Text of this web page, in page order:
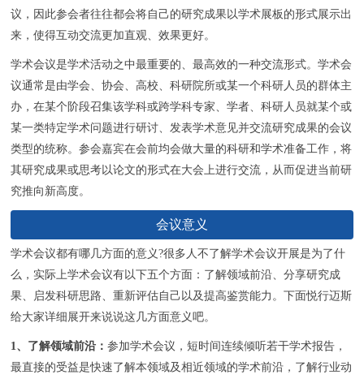
客户案例
会议学院
关于我们
联系我们
议，因此参会者往往都会将自己的研究成果以学术展板的形式展示出
来，使得互动交流更加直观、效果更好。
学术会议是学术活动之中最重要的、最高效的一种交流形式。学术会
议通常是由学会、协会、高校、科研院所或某一个科研人员的群体主
办，在某个阶段召集该学科或跨学科专家、学者、科研人员就某个或
某一类特定学术问题进行研讨、发表学术意见并交流研究成果的会议
类型的统称。参会嘉宾在会前均会做大量的科研和学术准备工作，将
其研究成果或思考以论文的形式在大会上进行交流，从而促进当前研
究推向新高度。
会议意义
学术会议都有哪几方面的意义?很多人不了解学术会议开展是为了什
么，实际上学术会议有以下五个方面：了解领域前沿、分享研究成
果、启发科研思路、重新评估自己以及提高鉴赏能力。下面悦行迈斯
给大家详细展开来说说这几方面意义吧。
1、了解领域前沿：参加学术会议，短时间连续倾听若干学术报告，
最直接的受益是快速了解本领域及相近领域的学术前沿，了解行业动